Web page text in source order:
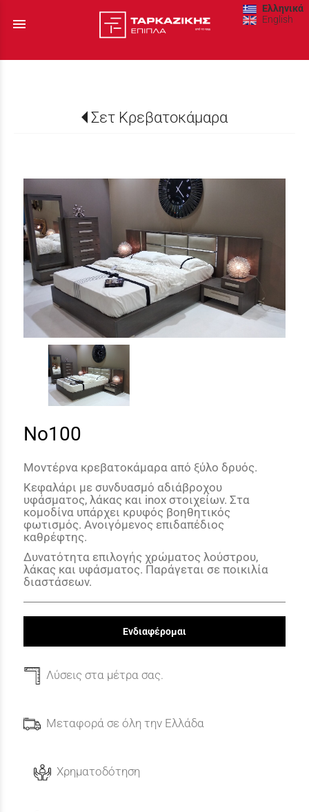
menu
Ελληνικά
English
Σετ Κρεβατοκάμαρα
No100
Μοντέρνα κρεβατοκάμαρα από ξύλο δρυός.
Κεφαλάρι με συνδυασμό αδιάβροχου
υφάσματος, λάκας και inox στοιχείων. Στα
κομοδίνα υπάρχει κρυφός βοηθητικός
φωτισμός. Ανοιγόμενος επιδαπέδιος
καθρέφτης.
Δυνατότητα επιλογής χρώματος λούστρου,
λάκας και υφάσματος. Παράγεται σε ποικιλία
διαστάσεων.
Ενδιαφέρομαι
Λύσεις στα μέτρα σας.
Μεταφορά σε όλη την Ελλάδα
Χρηματοδότηση